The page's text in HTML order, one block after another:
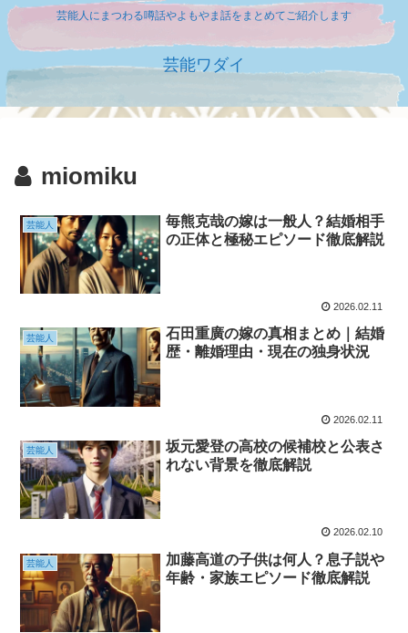
芸能人にまつわる噂話やよもやま話をまとめてご紹介します
芸能ワダイ
miomiku
芸能人
毎熊克哉の嫁は一般人？結婚相手
の正体と極秘エピソード徹底解説
2026.02.11
芸能人
石田重廣の嫁の真相まとめ｜結婚
歴・離婚理由・現在の独身状況
2026.02.11
芸能人
坂元愛登の高校の候補校と公表さ
れない背景を徹底解説
2026.02.10
芸能人
加藤高道の子供は何人？息子説や
年齢・家族エピソード徹底解説